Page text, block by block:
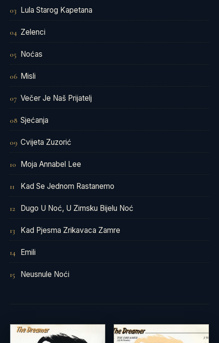
03 Lula Starog Kapetana
04 Zelenci
05 Noćas
06 Misli
07 Večer Je Naš Prijatelj
08 Sjećanja
09 Cvijeta Zuzorić
10 Moja Annabel Lee
11 Kad Se Jednom Rastanemo
12 Dugo U Noć, U Zimsku Bijelu Noć
13 Kad Pjesma Zrikavaca Zamre
14 Emili
15 Neusnule Noći